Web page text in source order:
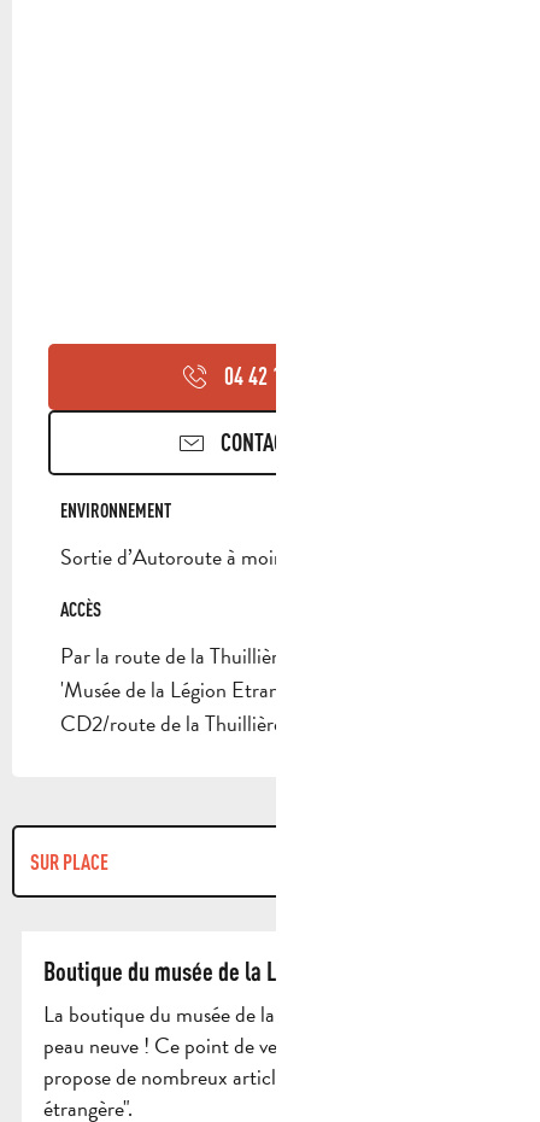
04 42 18 10
CONTACTEZ-NOUS
ENVIRONNEMENT
ENVIRONNEMENT
Sortie d’Autoroute à moins de 5 km
ACCÈS
ACCÈS
Par la route de la Thuillière.Panneaux indicateurs
'Musée de la Légion Etrangère', au croisement
CD2/route de la Thuillière
SUR PLACE
Boutique du musée de la Légion étrangère
La boutique du musée de la Légion étrangère fait
peau neuve ! Ce point de vente accueillant et étoffé
propose de nombreux articles revisités " Légion
étrangère".